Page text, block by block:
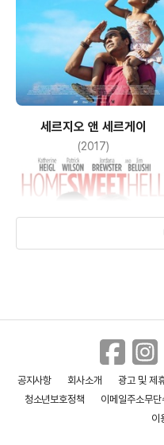
세르지오 앤 세르게이
(2017)
불륜녀 죽이기
공지사항 회사소개 광고 및 제
청소년보호정책
이메일주소무
이